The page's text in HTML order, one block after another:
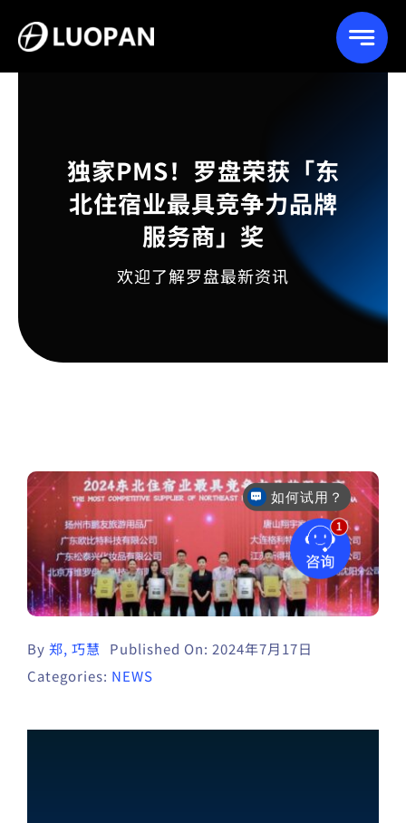
content
独家PMS！罗盘荣获「东
北住宿业最具竞争力品牌
服务商」奖
欢迎了解罗盘最新资讯
By 郑, 巧慧
Published On: 2024年7月17日
Categories: NEWS
如何试用？